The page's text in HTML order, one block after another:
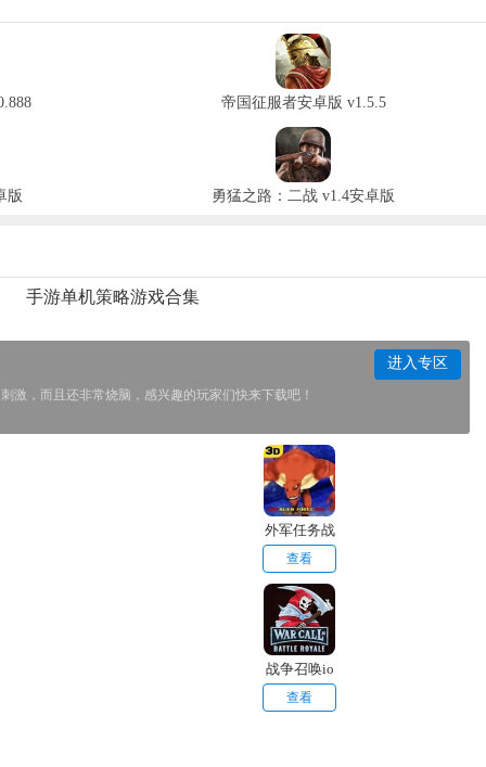
帝国征服者安卓版 v1.5.5
版 勇猛之路：二战 v1.4安卓版
手游单机策略游戏合集
激，而且还非常烧脑，感兴趣的玩家们快来下载吧！
进入专区
外军任务战
争保护者
查看
战争召唤io
查看